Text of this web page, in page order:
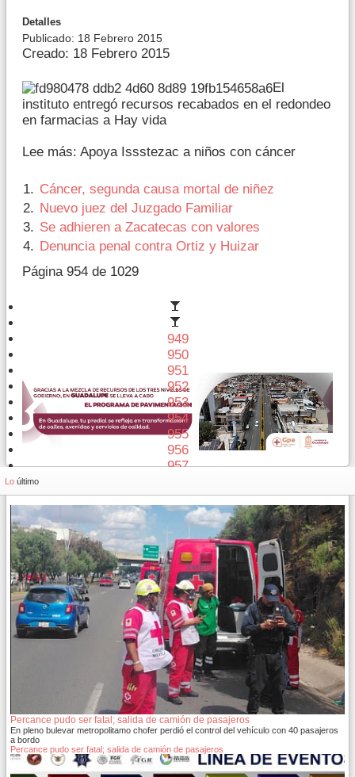
Detalles
Publicado: 18 Febrero 2015
Creado: 18 Febrero 2015
El
instituto entregó recursos recabados en el redondeo
en farmacias a Hay vida
Lee más: Apoya Issstezac a niños con cáncer
Cáncer, segunda causa mortal de niñez
Nuevo juez del Juzgado Familiar
Se adhieren a Zacatecas con valores
Denuncia penal contra Ortiz y Huizar
Página 954 de 1029
949
950
951
952
953
954
955
956
957
Lo último
Percance pudo ser fatal; salida de camión de pasajeros
En pleno bulevar metropolitamo chofer perdió el control del vehículo con 40 pasajeros
a bordo
Percance pudo ser fatal; salida de camión de pasajeros